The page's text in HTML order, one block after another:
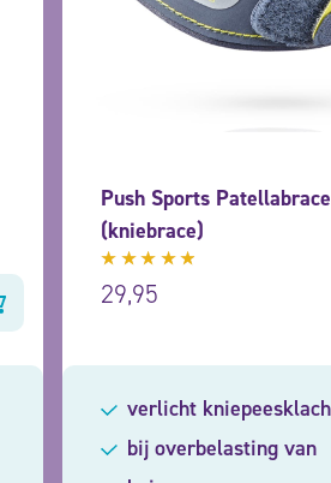
Push Sports Patellabrace
(kniebrace)
Gewaardeerd
4.67uit
29,95
verlicht
bij overbelasting van